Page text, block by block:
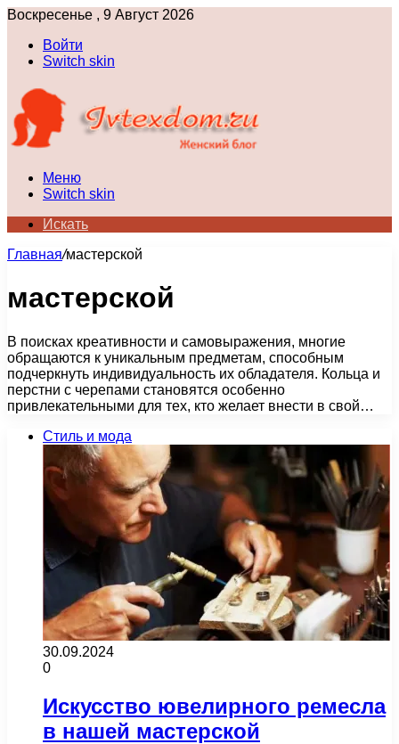
Воскресенье , 9 Август 2026
Войти
Switch skin
Меню
Switch skin
Искать
Главная/мастерской
мастерской
В поисках креативности и самовыражения, многие
обращаются к уникальным предметам, способным
подчеркнуть индивидуальность их обладателя. Кольца и
перстни с черепами становятся особенно
привлекательными для тех, кто желает внести в свой…
Стиль и мода
30.09.2024
0
Искусство ювелирного ремесла
в нашей мастерской